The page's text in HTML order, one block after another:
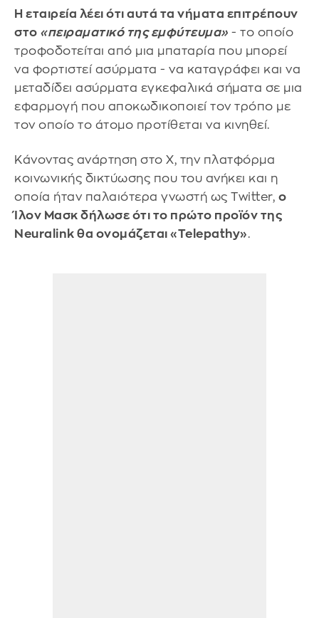
Η εταιρεία λέει ότι αυτά τα νήματα επιτρέπουν
στο «πειραματικό της εμφύτευμα» - το οποίο
τροφοδοτείται από μια μπαταρία που μπορεί
να φορτιστεί ασύρματα - να καταγράφει και να
μεταδίδει ασύρματα εγκεφαλικά σήματα σε μια
εφαρμογή που αποκωδικοποιεί τον τρόπο με
τον οποίο το άτομο προτίθεται να κινηθεί.
Κάνοντας ανάρτηση στο X, την πλατφόρμα
κοινωνικής δικτύωσης που του ανήκει και η
οποία ήταν παλαιότερα γνωστή ως Twitter, ο
Ίλον Μασκ δήλωσε ότι το πρώτο προϊόν της
Neuralink θα ονομάζεται «Telepathy».